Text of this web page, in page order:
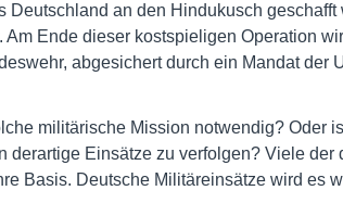
Deutschland an den Hindukusch geschafft
Ende dieser kostspieligen Operation
abgesichert durch ein Mandat der
militärische Mission notwendig? Oder
derartige Einsätze zu verfolgen? Viele der
Basis. Deutsche Militäreinsätze wird es